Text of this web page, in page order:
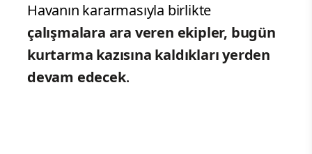
Havanın kararmasıyla birlikte
çalışmalara ara veren ekipler, bugün
kurtarma kazısına kaldıkları yerden
devam edecek.